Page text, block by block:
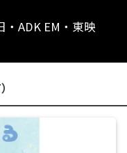
ADK EM・東映